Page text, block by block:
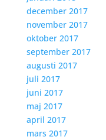
december 2017
november 2017
oktober 2017
september 2017
augusti 2017
juli 2017
juni 2017
maj 2017
april 2017
mars 2017